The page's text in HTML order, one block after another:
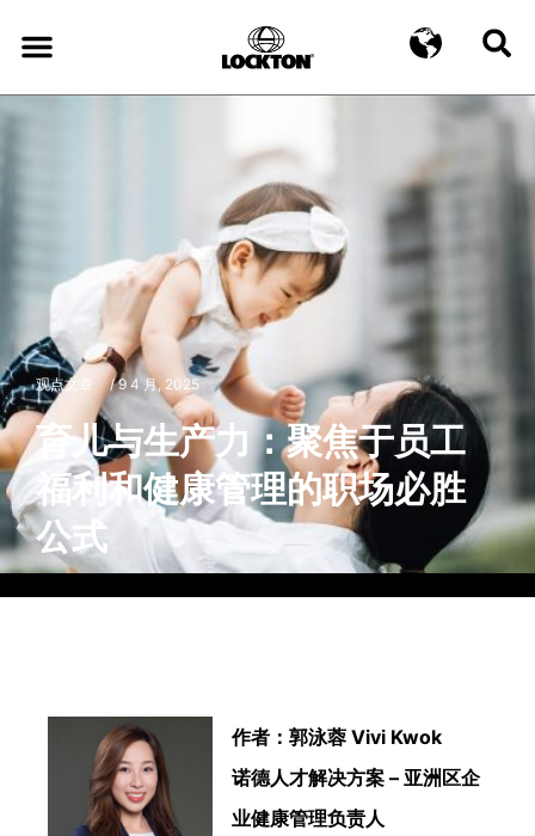
观点文章 / 9 4 月, 2025
育儿与生产力：聚焦于员工
福利和健康管理的职场必胜
公式
作者：郭泳蓉 Vivi Kwok
诺德人才解决方案 – 亚洲区企
业健康管理负责人